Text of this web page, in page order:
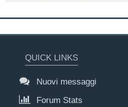
QUICK LINKS
Nuovi messaggi
Forum Stats